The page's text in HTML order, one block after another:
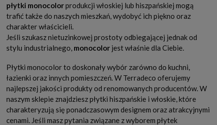
płytki monocolorprodukcji włoskiej lub hiszpańskiej mogą
trafić także do naszych mieszkań, wydobyć ich piękno oraz
charakter właścicieli.
Jeśli szukasz nietuzinkowej prostoty odbiegającej jednak od
stylu industrialnego, monocolor jest właśnie dla Ciebie.
Płytki monocolor to doskonały wybór zarówno do kuchni,
łazienki oraz innych pomieszczeń. W Terradeco oferujemy
najlepszej jakości produkty od renomowanych producentów. W
naszym sklepie znajdziesz płytki hiszpańskie i włoskie, które
charakteryzują się ponadczasowym designem oraz atrakcyjnymi
cenami. Jeśli masz pytania związane z wyborem płytek